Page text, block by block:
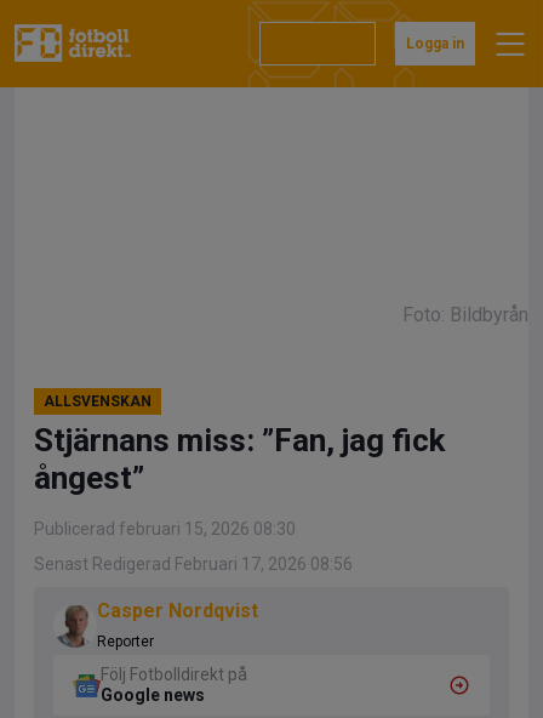
till
Logga in
Foto: Bildbyrån
ALLSVENSKAN
Stjärnans miss: ”Fan, jag fick
ångest”
Publicerad februari 15, 2026 08:30
Senast Redigerad Februari 17, 2026 08:56
Casper Nordqvist
Reporter
Följ Fotbolldirekt på
Google news